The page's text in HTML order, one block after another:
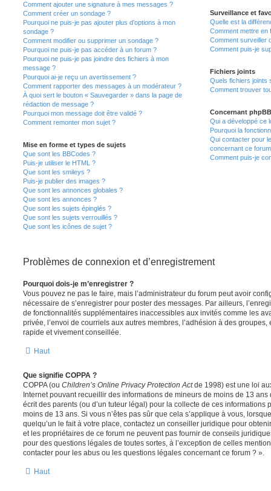
Comment ajouter une signature à mes messages ?
Comment créer un sondage ?
Pourquoi ne puis-je pas ajouter plus d’options à mon
sondage ?
Comment modifier ou supprimer un sondage ?
Pourquoi ne puis-je pas accéder à un forum ?
Pourquoi ne puis-je pas joindre des fichiers à mon
message ?
Pourquoi ai-je reçu un avertissement ?
Comment rapporter des messages à un modérateur ?
À quoi sert le bouton « Sauvegarder » dans la page de
rédaction de message ?
Pourquoi mon message doit être validé ?
Comment remonter mon sujet ?
Mise en forme et types de sujets
Que sont les BBCodes ?
Puis-je utiliser le HTML ?
Que sont les smileys ?
Puis-je publier des images ?
Que sont les annonces globales ?
Que sont les annonces ?
Que sont les sujets épinglés ?
Que sont les sujets verrouillés ?
Que sont les icônes de sujet ?
Surveillance et
Quelle est la
Comment mettre en
Comment surveiller
Comment puis-je
Fichiers joints
Quels fichiers joints
Comment trouver
Concernant phpBB
Qui a développé ce
Pourquoi la
Qui contacter pour
concernant ce
Comment puis-je
Problèmes de connexion et d’enregistrement
Pourquoi dois-je m’enregistrer ?
Vous pouvez ne pas le faire, mais l’administrateur du forum peut avoir
nécessaire de s’enregistrer pour poster des messages. Par ailleurs,
de fonctionnalités supplémentaires inaccessibles aux invités comme les
privée, l’envoi de courriels aux autres membres, l’adhésion à des groupes,
rapide et vivement conseillée.
Haut
Que signifie COPPA ?
COPPA (ou Children’s Online Privacy Protection Actde 1998) est une loi
Internet pouvant recueillir des informations de mineurs de moins de 13
écrit des parents (ou d’un tuteur légal) pour la collecte de ces informations
moins de 13 ans. Si vous n’êtes pas sûr que cela s’applique à vous,
quelqu’un le fait à votre place, contactez un conseiller juridique pour
et les propriétaires de ce forum ne peuvent pas fournir de conseils
pour des questions légales de toutes sortes, à l’exception de celles
contacter pour les abus ou les questions légales concernant ce forum ? ».
Haut